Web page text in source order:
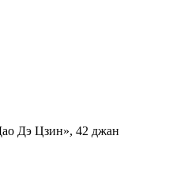
Дэ Цзин», 42 джан